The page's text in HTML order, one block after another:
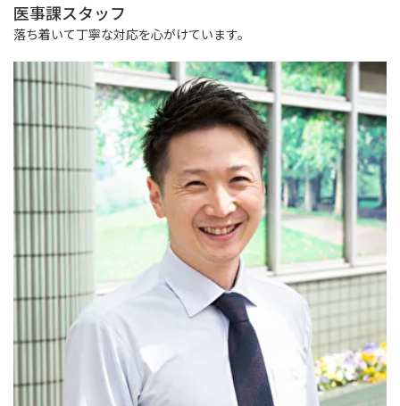
医事課スタッフ
落ち着いて丁寧な対応を心がけています。